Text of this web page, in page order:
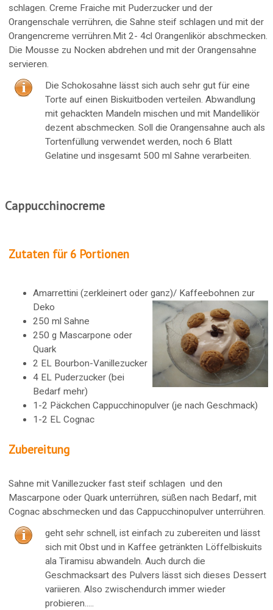
schlagen. Creme Fraiche mit Puderzucker und der
Orangenschale verrühren, die Sahne steif schlagen und mit der
Orangencreme verrühren.Mit 2- 4cl Orangenlikör abschmecken.
Die Mousse zu Nocken abdrehen und mit der Orangensahne
servieren.
Die Schokosahne lässt sich auch sehr gut für eine
Torte auf einen Biskuitboden verteilen. Abwandlung
mit gehackten Mandeln mischen und mit Mandellikör
dezent abschmecken. Soll die Orangensahne auch als
Tortenfüllung verwendet werden, noch 6 Blatt
Gelatine und insgesamt 500 ml Sahne verarbeiten.
Cappucchinocreme
Zutaten für 6 Portionen
Amarrettini (zerkleinert oder ganz)/ Kaffeebohnen zur
Deko
250 ml Sahne
250 g Mascarpone oder
Quark
2 EL Bourbon-Vanillezucker
4 EL Puderzucker (bei
Bedarf mehr)
1-2 Päckchen Cappucchinopulver (je nach Geschmack)
1-2 EL Cognac
Zubereitung
Sahne mit Vanillezucker fast steif schlagen und den
Mascarpone oder Quark unterrühren, süßen nach Bedarf, mit
Cognac abschmecken und das Cappucchinopulver unterrühren.
geht sehr schnell, ist einfach zu zubereiten und lässt
sich mit Obst und in Kaffee getränkten Löffelbiskuits
ala Tiramisu abwandeln. Auch durch die
Geschmacksart des Pulvers lässt sich dieses Dessert
variieren. Also zwischendurch immer wieder
probieren.....